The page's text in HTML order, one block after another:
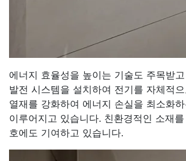
에너지 효율성을 높이는 기술도 주목받
발전 시스템을 설치하여 전기를 자체적
열재를 강화하여 에너지 손실을 최소화
이루어지고 있습니다. 친환경적인 소재
호에도 기여하고 있습니다.